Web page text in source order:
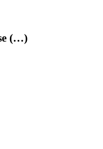
(…)